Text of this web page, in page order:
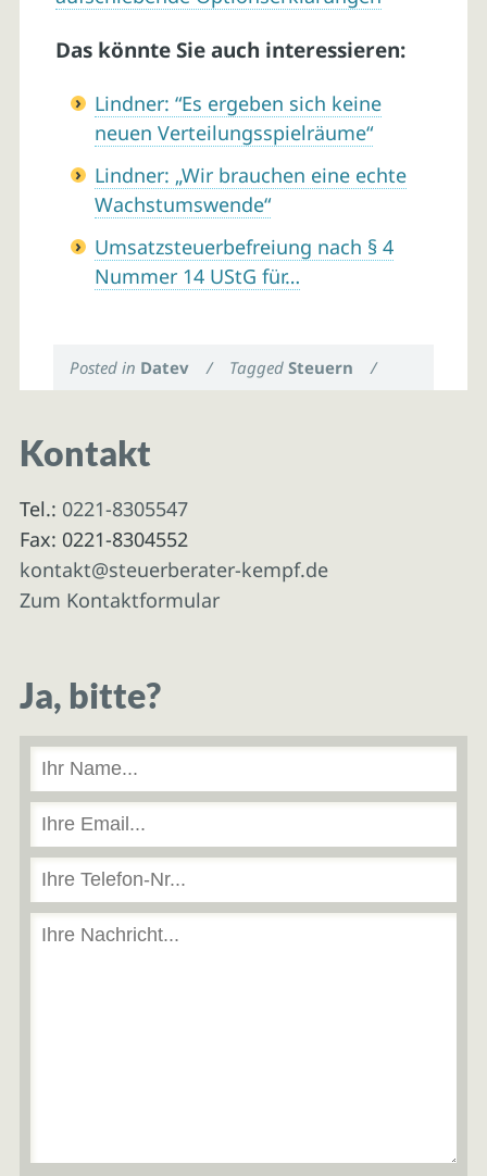
Das könnte Sie auch interessieren:
Lindner: “Es ergeben sich keine
neuen Verteilungsspielräume“
Lindner: „Wir brauchen eine echte
Wachstumswende“
Umsatzsteuerbefreiung nach § 4
Nummer 14 UStG für…
Posted in Datev / TaggedSteuern /
Kontakt
Tel.: 0221-8305547
Fax: 0221-8304552
kontakt@steuerberater-kempf.de
Zum Kontaktformular
Ja, bitte?